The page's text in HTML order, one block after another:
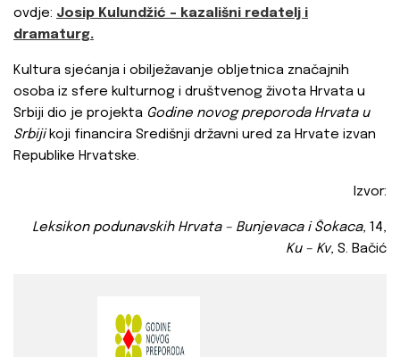
ovdje: Josip Kulundžić – kazališni redatelj i
dramaturg.
Kultura sjećanja i obilježavanje obljetnica značajnih
osoba iz sfere kulturnog i društvenog života Hrvata u
Srbiji dio je projekta Godine novog preporoda Hrvata u
Srbijikoji financira Središnji državni ured za Hrvate izvan
Republike Hrvatske.
Izvor:
Leksikon podunavskih Hrvata – Bunjevaca i Šokaca, 14,
Ku – Kv, S. Bačić